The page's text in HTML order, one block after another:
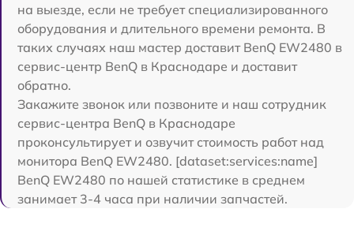
на выезде, если не требует специализированного
оборудования и длительного времени ремонта. В
таких случаях наш мастер доставит BenQ EW2480 в
сервис-центр BenQ в Краснодаре и доставит
обратно.
Закажите звонок или позвоните и наш сотрудник
сервис-центра BenQ в Краснодаре
проконсультирует и озвучит стоимость работ над
монитора BenQ EW2480. [dataset:services:name]
BenQ EW2480 по нашей статистике в среднем
занимает 3-4 часа при наличии запчастей.